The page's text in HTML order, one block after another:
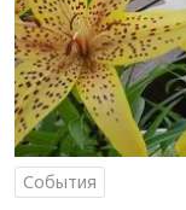
События